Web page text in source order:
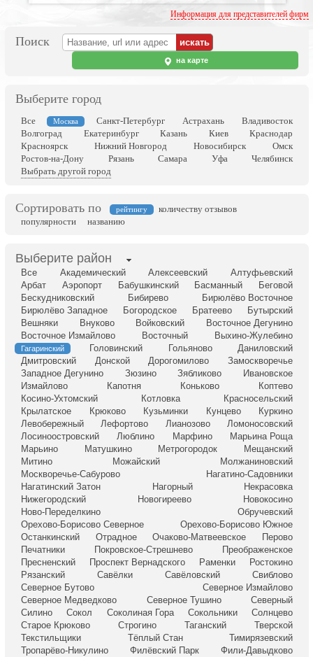
Информация для представителей фирм
Поиск
на карте
Выберите город
Все Москва Санкт-Петербург Астрахань
Владивосток
Волгоград
Екатеринбург Казань Киев
Краснодар
Красноярск
Нижний Новгород Новосибирск
Омск
Ростов-на-Дону
Рязань Самара Уфа
Челябинск
Выбрать другой город
Сортировать по рейтингу
количеству отзывов
популярности
названию
Выберите район
Все Академический Алексеевский
Алтуфьевский
Арбат
Аэропорт Бабушкинский Басманный
Беговой
Бескудниковский
Бибирево
Бирюлёво Восточное
Бирюлёво Западное
Богородское Братеево
Бутырский
Вешняки
Внуково Войковский
Восточное Дегунино
Восточное Измайлово
Восточный Выхино-Жулебино
Гагаринский Головинский Гольяново
Даниловский
Дмитровский
Донской Дорогомилово
Замоскворечье
Западное Дегунино
Зюзино Зябликово
Ивановское
Измайлово
Капотня Коньково
Коптево
Косино-Ухтомский
Котловка
Красносельский
Крылатское
Крюково Кузьминки Кунцево
Куркино
Левобережный
Лефортово Лианозово
Ломоносовский
Лосиноостровский
Люблино Марфино
Марьина Роща
Марьино
Матушкино Метрогородок
Мещанский
Митино
Можайский
Молжаниновский
Москворечье-Сабурово
Нагатино-Садовники
Нагатинский Затон
Нагорный
Некрасовка
Нижегородский
Новогиреево
Новокосино
Ново-Переделкино
Обручевский
Орехово-Борисово Северное
Орехово-Борисово Южное
Останкинский
Отрадное Очаково-Матвеевское
Перово
Печатники
Покровское-Стрешнево
Преображенское
Пресненский
Проспект Вернадского Раменки
Ростокино
Рязанский
Савёлки Савёловский
Свиблово
Северное Бутово
Северное Измайлово
Северное Медведково
Северное Тушино
Северный
Силино
Сокол Соколиная Гора Сокольники
Солнцево
Старое Крюково
Строгино Таганский
Тверской
Текстильщики
Тёплый Стан
Тимирязевский
Тропарёво-Никулино
Филёвский Парк Фили-Давыдково